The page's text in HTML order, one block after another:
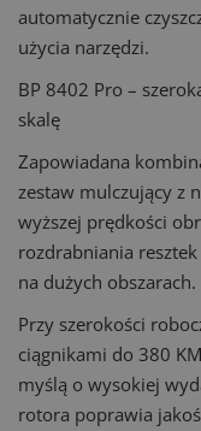
automatycznie
użycia narzędzi.
BP 8402 Pro –
skalę
Zapowiadana
zestaw mulczujący z
wyższej prędkości
rozdrabniania
na dużych obszarach.
Przy szerokości
ciągnikami do 380
myślą o wysokiej
rotora poprawia